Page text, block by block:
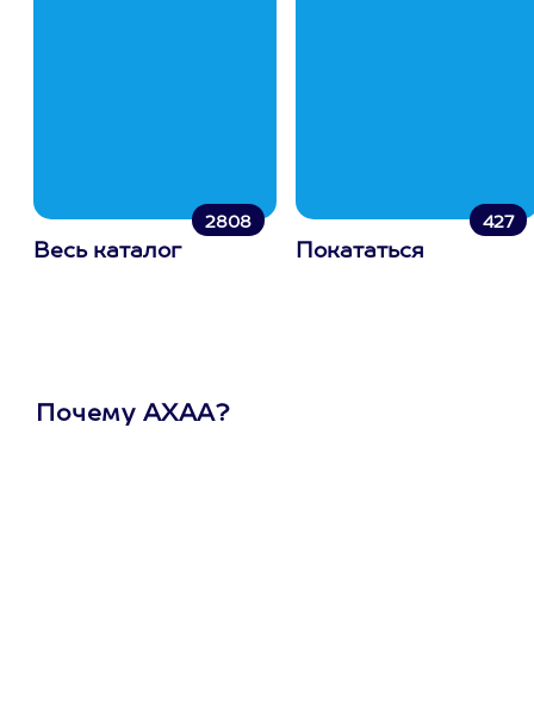
2808
Весь каталог
427
Покататься
Почему АХАА?